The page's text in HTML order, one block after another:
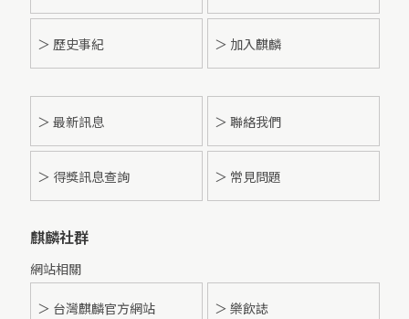
＞ 歷史事紀 ＞ 加入麒麟
＞ 最新訊息 ＞ 聯絡我們
＞ 得獎訊息查詢 ＞ 常見問題
麒麟社群
網站相關
＞ 台灣麒麟官方網站 ＞ 樂飲誌